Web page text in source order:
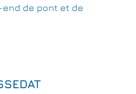
de pont et de